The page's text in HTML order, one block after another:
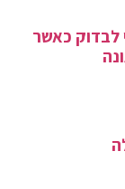
לבדוק כאשר